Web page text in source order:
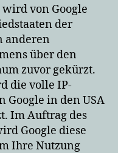
von Google
der
anderen
über den
zuvor gekürzt.
die volle IP-
Google in den USA
Im Auftrag des
Google diese
Ihre Nutzung